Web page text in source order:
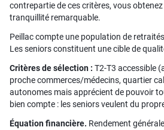
contrepartie de ces critères, vous
tranquillité remarquable.
Peillac compte une population de
Les seniors constituent une cible de
Critères de sélection : T2-T3 accessible
proche commerces/médecins, quartier
autonomes mais apprécient de pouvoir
bien compte : les seniors veulent du
Équation financière. Rendement